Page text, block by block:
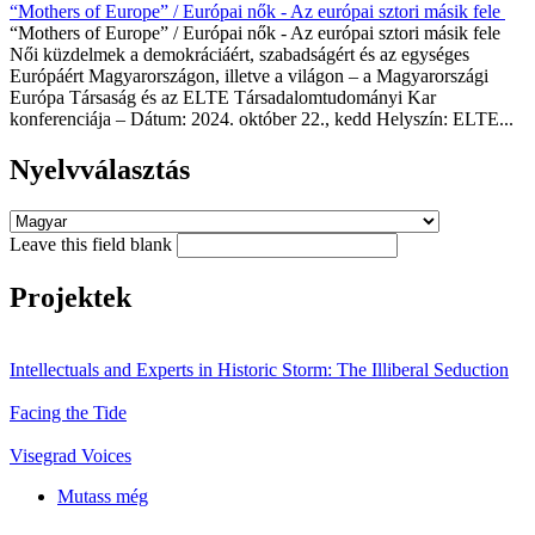
“Mothers of Europe” / Európai nők - Az európai sztori másik fele
“Mothers of Europe” / Európai nők - Az európai sztori másik fele
Női küzdelmek a demokráciáért, szabadságért és az egységes
Európáért Magyarországon, illetve a világon – a Magyarországi
Európa Társaság és az ELTE Társadalomtudományi Kar
konferenciája – Dátum: 2024. október 22., kedd Helyszín: ELTE...
Nyelvválasztás
Leave this field blank
Projektek
Intellectuals and Experts in Historic Storm: The Illiberal Seduction
Facing the Tide
Visegrad Voices
Mutass még